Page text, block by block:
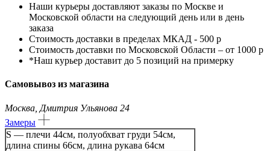
Наши курьеры доставляют заказы по Москве и
Московской области на следующий день или в день
заказа
Стоимость доставки в пределах МКАД - 500 р
Стоимость доставки по Московской Области – от 1000 р
*Наш курьер доставит до 5 позиций на примерку
Самовывоз из магазина
Москва, Дмитрия Ульянова 24
Замеры
S — плечи 44см, полуобхват груди 54см,
длина спины 66см, длина рукава 64см